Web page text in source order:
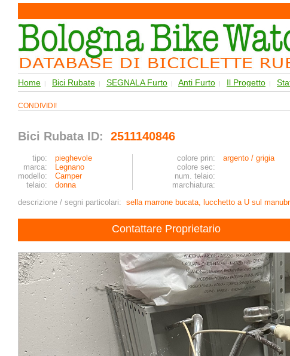
Home | Bici Rubate | SEGNALA Furto | Anti Furto | Il Progetto |
CONDIVIDI!
Bici Rubata ID: 2511140846
tipo: pieghevole colore prin: argento / grigia
marca:
Legnano colore sec:
modello:
Camper num. telaio:
telaio:
donna
marchiatura:
descrizione / segni particolari: sella marrone bucata, lucchetto a U sul
Contattare Proprietario